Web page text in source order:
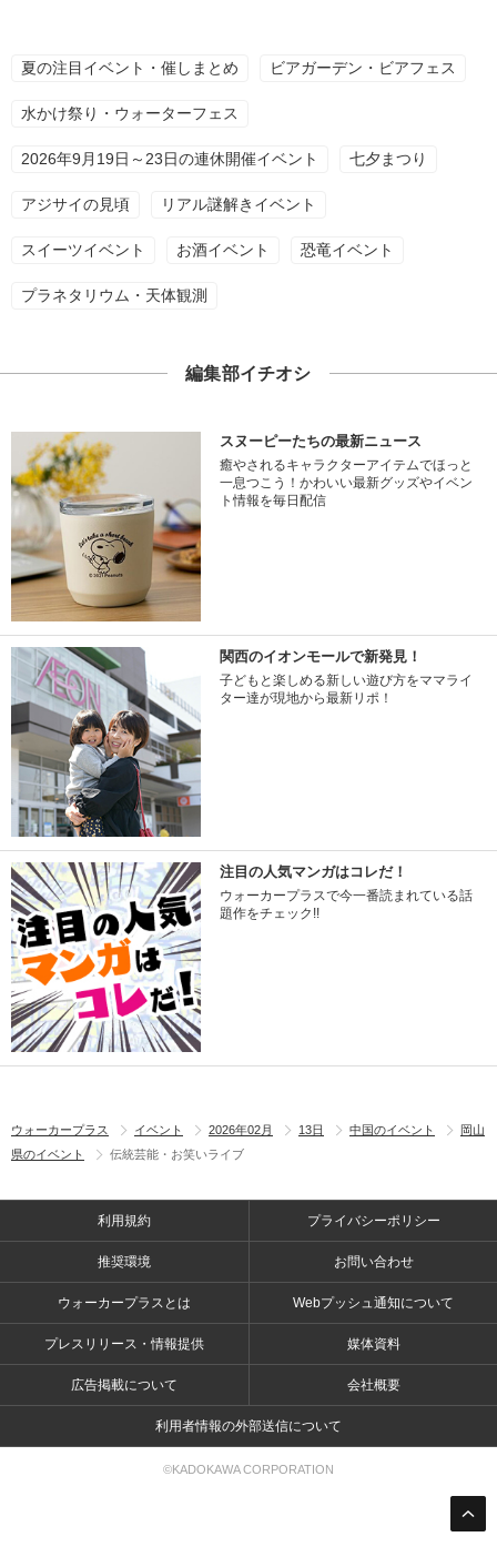
夏の注目イベント・催しまとめ ビアガーデン・ビアフェス
水かけ祭り・ウォーターフェス
2026年9月19日～23日の連休開催イベント 七夕まつり
アジサイの見頃 リアル謎解きイベント
スイーツイベント お酒イベント 恐竜イベント
プラネタリウム・天体観測
編集部イチオシ
スヌーピーたちの最新ニュース
癒やされるキャラクターアイテムでほっと
一息つこう！かわいい最新グッズやイベン
ト情報を毎日配信
関西のイオンモールで新発見！
子どもと楽しめる新しい遊び方をママライ
ター達が現地から最新リポ！
注目の人気マンガはコレだ！
ウォーカープラスで今一番読まれている話
題作をチェック!!
ウォーカープラス イベント 2026年02月 13日 中国のイベント
岡山
県のイベント
伝統芸能・お笑いライブ
利用規約 プライバシーポリシー
推奨環境 お問い合わせ
ウォーカープラスとは Webプッシュ通知について
プレスリリース・情報提供 媒体資料
広告掲載について 会社概要
利用者情報の外部送信について
©KADOKAWA CORPORATION